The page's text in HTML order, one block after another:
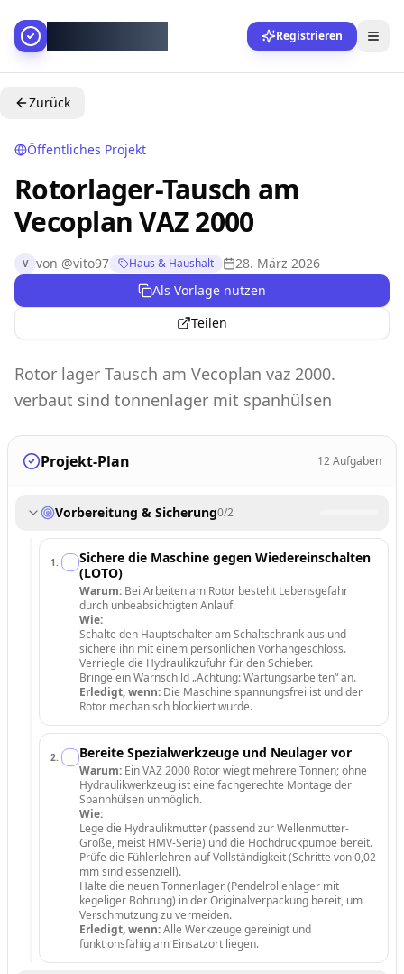
Registrieren
Zurück
Öffentliches Projekt
Rotorlager-Tausch am
Vecoplan VAZ 2000
V von @vito97 Haus & Haushalt
28. März 2026
Als Vorlage nutzen
Teilen
Rotor lager Tausch am Vecoplan vaz 2000.
verbaut sind tonnenlager mit spanhülsen
Projekt-Plan 12Aufgaben
Vorbereitung & Sicherung0/2
1 .
Sichere die Maschine gegen Wiedereinschalten
(LOTO)
Warum: Bei Arbeiten am Rotor besteht Lebensgefahr
durch unbeabsichtigten Anlauf.
Wie:
Schalte den Hauptschalter am Schaltschrank aus und
sichere ihn mit einem persönlichen Vorhängeschloss.
Verriegle die Hydraulikzufuhr für den Schieber.
Bringe ein Warnschild „Achtung: Wartungsarbeiten“ an.
Erledigt, wenn: Die Maschine spannungsfrei ist und der
Rotor mechanisch blockiert wurde.
2. Bereite Spezialwerkzeuge und Neulager vor
Warum: Ein VAZ 2000 Rotor wiegt mehrere Tonnen; ohne
Hydraulikwerkzeug ist eine fachgerechte Montage der
Spannhülsen unmöglich.
Wie:
Lege die Hydraulikmutter (passend zur Wellenmutter-
Größe, meist HMV-Serie) und die Hochdruckpumpe bereit.
Prüfe die Fühlerlehren auf Vollständigkeit (Schritte von 0,02
mm sind essenziell).
Halte die neuen Tonnenlager (Pendelrollenlager mit
kegeliger Bohrung) in der Originalverpackung bereit, um
Verschmutzung zu vermeiden.
Erledigt, wenn:Alle Werkzeuge gereinigt und
funktionsfähig am Einsatzort liegen.